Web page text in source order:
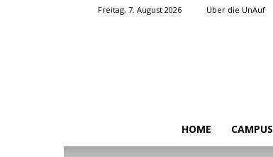
Freitag, 7. August 2026 Über die UnAuf
HOME CAMPUS